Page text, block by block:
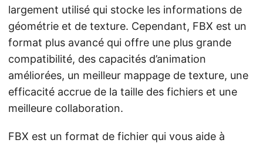
largement utilisé qui stocke les informations de
géométrie et de texture. Cependant, FBX est un
format plus avancé qui offre une plus grande
compatibilité, des capacités d’animation
améliorées, un meilleur mappage de texture, une
efficacité accrue de la taille des fichiers et une
meilleure collaboration.
FBX est un format de fichier qui vous aide à